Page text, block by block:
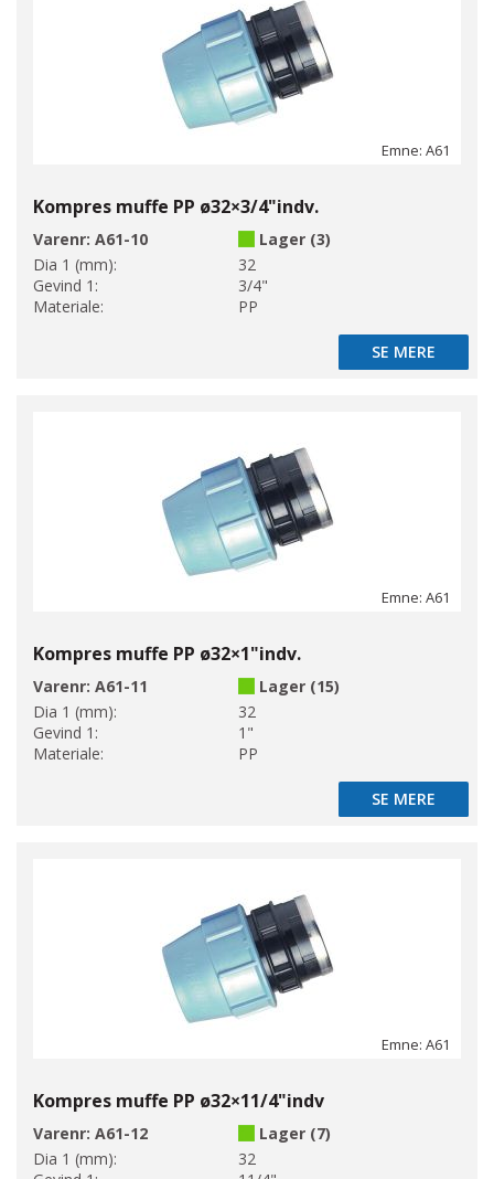
Emne: A61
Kompres muffe PP ø32×3/4"indv.
Varenr: A61-10
Lager (3)
Dia 1 (mm):
32
Gevind 1:
3/4"
Materiale:
PP
SE MERE
SE MERE
Emne: A61
Kompres muffe PP ø32×1"indv.
Varenr: A61-11
Lager (15)
Dia 1 (mm):
32
Gevind 1:
1"
Materiale:
PP
SE MERE
SE MERE
Emne: A61
Kompres muffe PP ø32×11/4"indv
Varenr: A61-12
Lager (7)
Dia 1 (mm):
32